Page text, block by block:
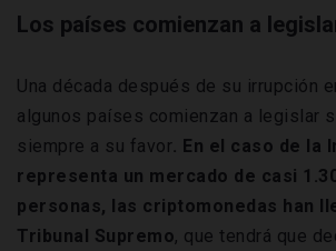
Los países comienzan a
Una década después de su irrupción
algunos países comienzan a legislar
siempre a su favor. En el caso de la
representa un mercado de casi
personas, las criptomonedas han
Tribunal Supremo, que tendrá que